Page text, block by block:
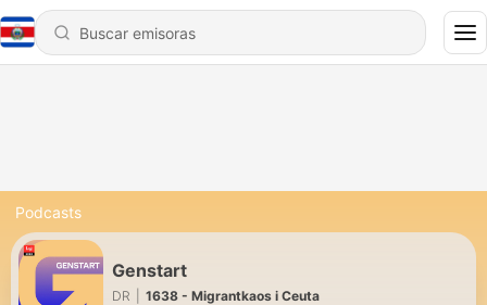
Podcasts
Genstart
DR 1638 - Migrantkaos i Ceuta